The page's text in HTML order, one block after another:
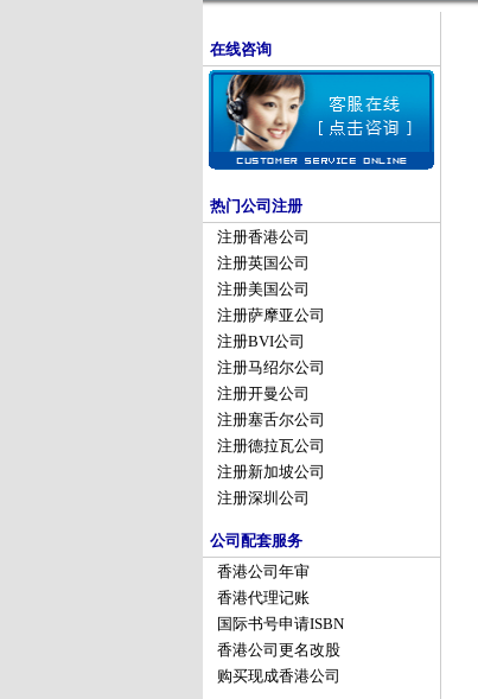
在线咨询
热门公司注册
注册香港公司
注册英国公司
注册美国公司
注册萨摩亚公司
注册BVI公司
注册马绍尔公司
注册开曼公司
注册塞舌尔公司
注册德拉瓦公司
注册新加坡公司
注册深圳公司
公司配套服务
香港公司年审
香港代理记账
国际书号申请ISBN
香港公司更名改股
购买现成香港公司